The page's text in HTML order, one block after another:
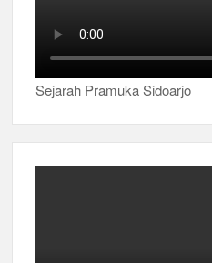
Sejarah Pramuka Sidoarjo